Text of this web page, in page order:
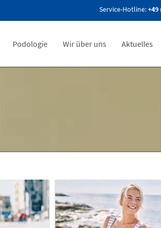
Service-Hotline:+49
Podologie Wir über uns Aktuelles